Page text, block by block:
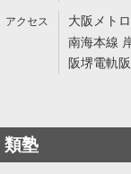
大阪メト
南海本線
阪堺電軌
類塾